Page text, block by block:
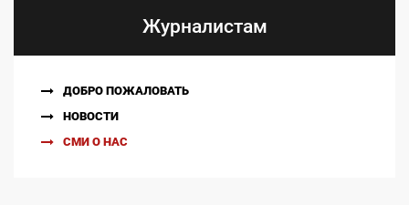
Журналистам
ДОБРО ПОЖАЛОВАТЬ
НОВОСТИ
СМИ О НАС